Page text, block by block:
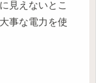
見えないとこ
事な電力を使